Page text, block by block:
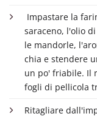
Impastare la
saraceno, l'olio
le mandorle,
chia e stendere
un po' friabile. Il
fogli di pellicola
Ritagliare